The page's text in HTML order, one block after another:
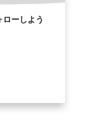
ローしよう